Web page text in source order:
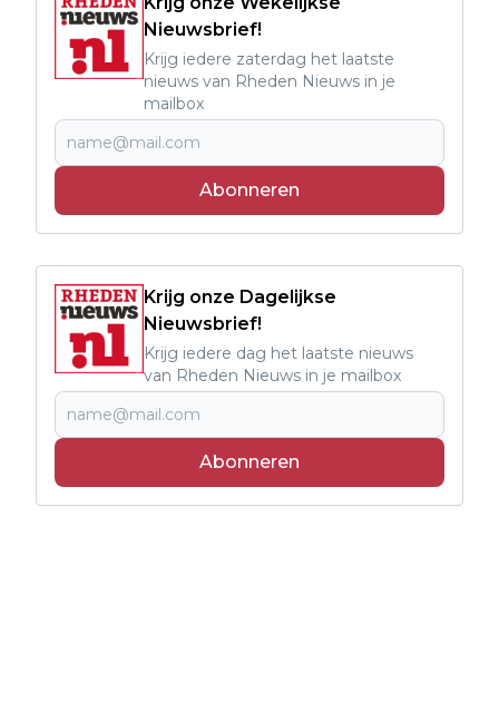
Nieuwsbrief!
Krijg iedere zaterdag het laatste
nieuws van Rheden Nieuws in je
mailbox
Abonneren
Krijg onze Dagelijkse
Nieuwsbrief!
Krijg iedere dag het laatste nieuws
van Rheden Nieuws in je mailbox
Abonneren